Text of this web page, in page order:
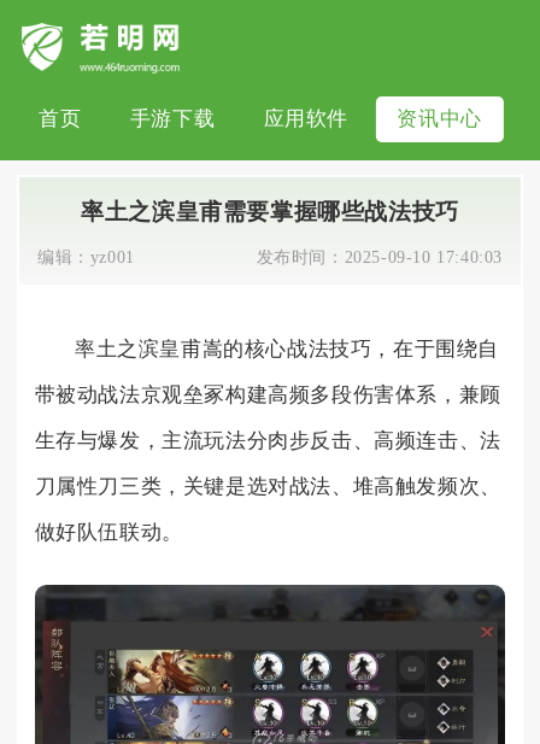
首页 手游下载 应用软件 资讯中心
率土之滨皇甫需要掌握哪些战法技巧
编辑： yz001 发布时间： 2025-09-10 17:40:03
率土之滨皇甫嵩的核心战法技巧，在于围绕自
带被动战法京观垒冢构建高频多段伤害体系，兼顾
生存与爆发，主流玩法分肉步反击、高频连击、法
刀属性刀三类，关键是选对战法、堆高触发频次、
做好队伍联动。